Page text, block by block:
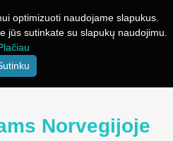
optimizuoti naudojame slapukus.
jūs sutinkate su slapukų naudojimu.
Norvegijoje